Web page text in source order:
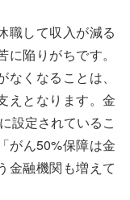
職して収入が減る
陥りがちです。
くなることは、
えとなります。金
設定されているこ
がん50%保障は金
金融機関も増えて